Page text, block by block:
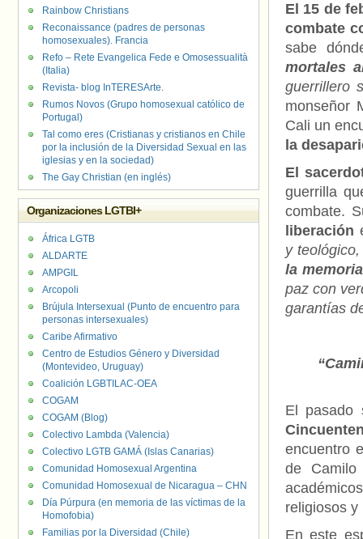
El 15 de
combate
sabe
mortales
guerrillero
monseñor
Cali un
la
El
guerrilla
combate.
liberación
y
la
paz con
garantías
El pasado
encuentro
de
religiosos y
En este
Rainbow Christians
Reconaissance (padres de personas
homosexuales). Francia
Refo – Rete Evangelica Fede e Omosessualità
(Italia)
Revista- blog InTERESArte.
Rumos Novos (Grupo homosexual católico de
Portugal)
Tal como eres (Cristianas y cristianos en Chile
por la inclusión de la Diversidad Sexual en las
iglesias y en la sociedad)
The Gay Christian (en inglés)
Organizaciones LGTBI+
África LGTB
ALDARTE
AMPGIL
Arcopoli
Brújula Intersexual (Punto de encuentro para
personas intersexuales)
Caribe Afirmativo
Centro de Estudios Género y Diversidad
(Montevideo, Uruguay)
Coalición LGBTILAC-OEA
COGAM
COGAM (Blog)
Colectivo Lambda (Valencia)
Colectivo LGTB GAMÁ (Islas Canarias)
Comunidad Homosexual Argentina
Comunidad Homosexual de Nicaragua – CHN
Día Púrpura (en memoria de las víctimas de la
Homofobia)
Familias por la Diversidad (Chile)